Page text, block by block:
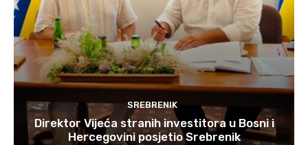
SREBRENIK
Direktor Vijeća stranih investitora u Bosni i
Hercegovini posjetio Srebrenik